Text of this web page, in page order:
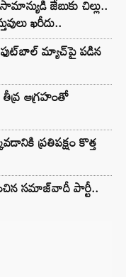
జేబుకు చిల్లు..
ఖరీదు..
ఫుట్‌బాల్ మ్యాచ్‌పై పడిన
ఆగ్రహంతో
ప్రతిపక్షం కొత్త
సమాజ్‌వాదీ పార్టీ..